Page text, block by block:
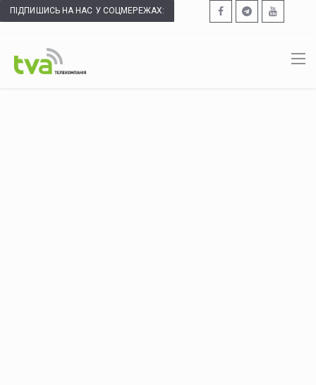
ПІДПИШИСЬ НА НАС У СОЦМЕРЕЖАХ: